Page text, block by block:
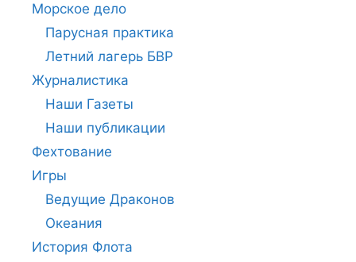
Морское дело
Парусная практика
Летний лагерь БВР
Журналистика
Наши Газеты
Наши публикации
Фехтование
Игры
Ведущие Драконов
Океания
История Флота